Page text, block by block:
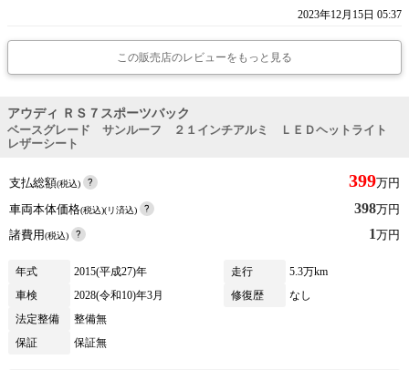
2023年12月15日 05:37
この販売店のレビューをもっと見る
アウディ ＲＳ７スポーツバック
ベースグレード サンルーフ ２１インチアルミ ＬＥＤヘットライト
レザーシート
支払総額(税込) 399万円
車両本体価格(税込)(リ済込) 398万円
諸費用(税込) 1万円
年式 2015(平成27)年 走行
5.3万km
車検
2028(令和10)年3月 修復歴
なし
法定整備
整備無
保証
保証無